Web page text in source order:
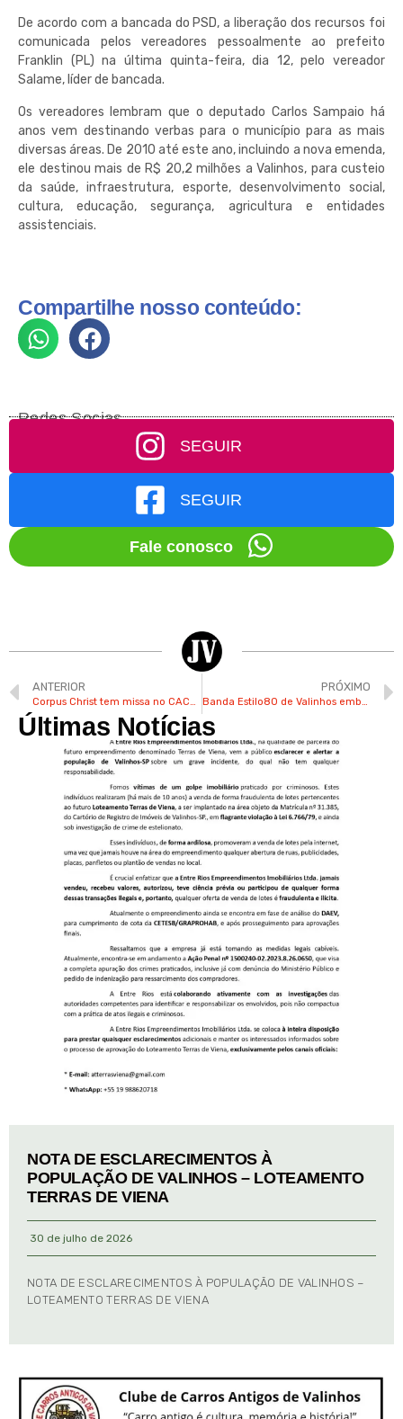
De acordo com a bancada do PSD, a liberação dos recursos foi
comunicada pelos vereadores pessoalmente ao prefeito
Franklin (PL) na última quinta-feira, dia 12, pelo vereador
Salame, líder de bancada.
Os vereadores lembram que o deputado Carlos Sampaio há
anos vem destinando verbas para o município para as mais
diversas áreas. De 2010 até este ano, incluindo a nova emenda,
ele destinou mais de R$ 20,2 milhões a Valinhos, para custeio
da saúde, infraestrutura, esporte, desenvolvimento social,
cultura, educação, segurança, agricultura e entidades
assistenciais.
Compartilhe nosso conteúdo:
Redes Socias
SEGUIR
SEGUIR
Fale conosco
ANTERIOR
Corpus Christ tem missa no CACC, procissão e tapete de serragem em frente à Matriz de Valinhos
PRÓXIMO
Banda Estilo80 de Valinhos embala público com clássicos e hits atuais
Últimas Notícias
NOTA DE ESCLARECIMENTOS À
POPULAÇÃO DE VALINHOS – LOTEAMENTO
TERRAS DE VIENA
30 de julho de 2026
NOTA DE ESCLARECIMENTOS À POPULAÇÃO DE VALINHOS –
LOTEAMENTO TERRAS DE VIENA